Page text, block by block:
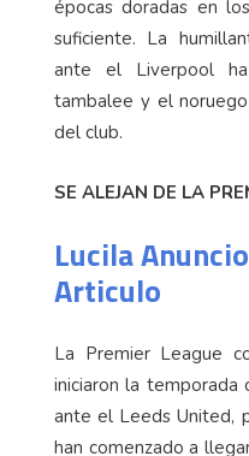
épocas doradas en
suficiente. La
ante el Liverpool
tambalee y el
del club.
SE ALEJAN DE LA
Lucila
Articulo
La Premier League
iniciaron la temporada
ante el Leeds United,
han comenzado a